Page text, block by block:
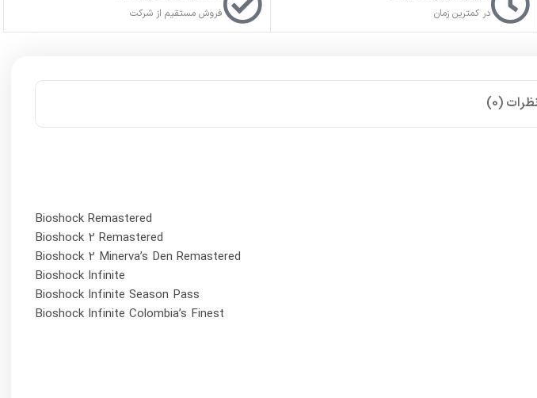
در کمترین زمان فروش مستقیم از شرکت
(0)
Bioshock Remastered
Bioshock 2 Remastered
Bioshock 2 Minerva’s Den Remastered
Bioshock Infinite
Bioshock Infinite Season Pass
Bioshock Infinite Colombia’s Finest